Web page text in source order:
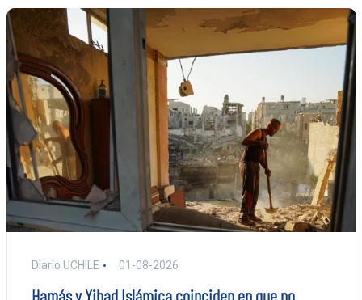
Diario UCHILE 01-08-2026
Hamás y Yihad Islámica coinciden en que no